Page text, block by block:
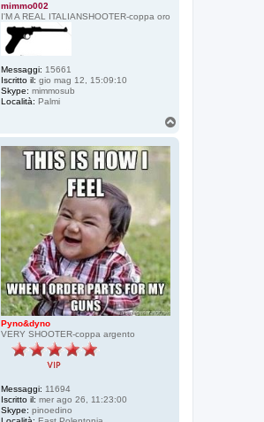
mimmo002
I'M A REAL ITALIANSHOOTER-coppa oro
Messaggi: 15661
Iscritto il: gio mag 12, 15:09:10
Skype: mimmosub
Località: Palmi
Pyno&dyno
VERY SHOOTER-coppa argento
Messaggi: 11694
Iscritto il: mer ago 26, 11:23:00
Skype: pinoedino